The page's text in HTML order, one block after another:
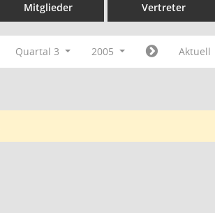
Mitglieder Vertreter
Quartal 3 2005 Aktuell